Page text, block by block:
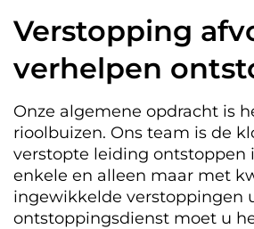
Verstopping
verhelpen
Onze algemene opdracht is
rioolbuizen. Ons team is de
verstopte leiding ontstoppen
enkele en alleen maar met
ingewikkelde verstoppingen
ontstoppingsdienst moet u